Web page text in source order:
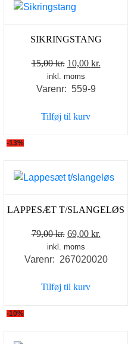
SIKRINGSTANG
15,00kr. Den
oprindelige
pris
15,00 kr..
10,00 kr.
inkl. moms
Varenr: 559-9
Tilføj til kurv
-13%
LAPPESÆT T/SLANGELØS
79,00kr. Den
oprindelige
pris
79,00 kr..
69,00 kr.
pris
inkl. moms
Varenr: 267020020
Tilføj til kurv
-10%